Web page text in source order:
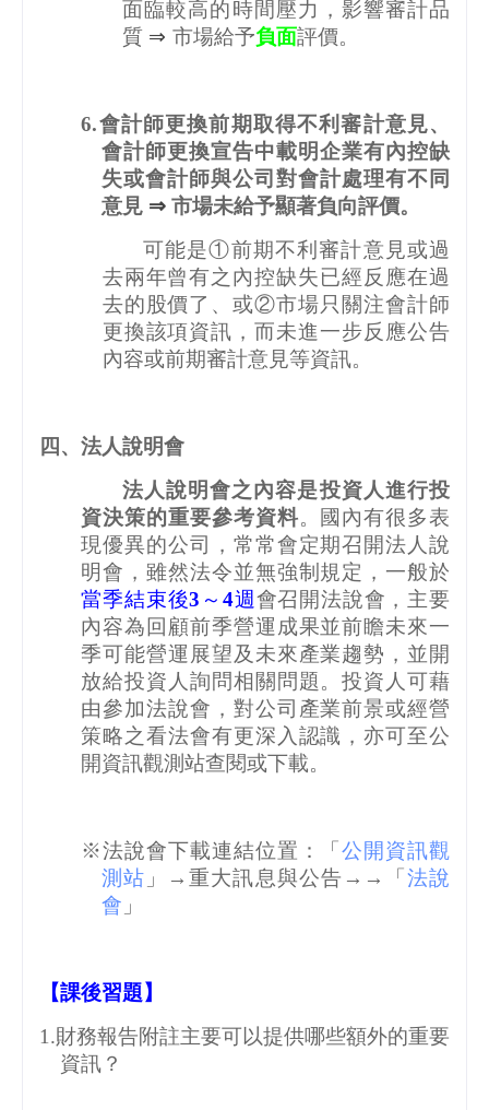
面臨較高的時間壓力，影響審計品
質 ⇒ 市場給予負面評價。
6.會計師更換前期取得不利審計意見、
會計師更換宣告中載明企業有內控缺
失或會計師與公司對會計處理有不同
意見 ⇒ 市場未給予顯著負向評價。
可能是①前期不利審計意見或過
去兩年曾有之內控缺失已經反應在過
去的股價了、或②市場只關注會計師
更換該項資訊，而未進一步反應公告
內容或前期審計意見等資訊。
四、法人說明會
法人說明會之內容是投資人進行投
資決策的重要參考資料。國內有很多表
現優異的公司，常常會定期召開法人說
明會，雖然法令並無強制規定，一般於
當季結束後3 ～4週會召開法說會，主要
內容為回顧前季營運成果並前瞻未來一
季可能營運展望及未來產業趨勢，並開
放給投資人詢問相關問題。投資人可藉
由參加法說會，對公司產業前景或經營
策略之看法會有更深入認識，亦可至公
開資訊觀測站查閱或下載。
※法說會下載連結位置：「公開資訊觀
測站 」→重大訊息與公告→→「法說
會 」
【課後習題】
1.財務報告附註主要可以提供哪些額外的重要
資訊？